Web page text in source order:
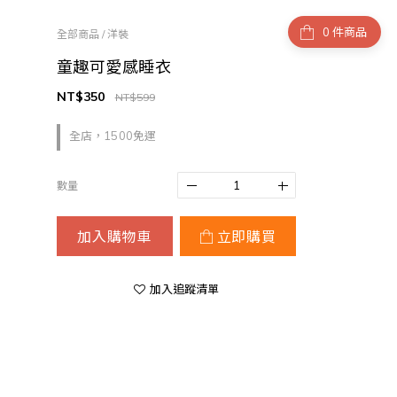
件商品
全部商品 / 洋裝
童趣可愛感睡衣
全店，1500免運
NT$599
NT$350
數量
加入購物車 立即購買
加入追蹤清單